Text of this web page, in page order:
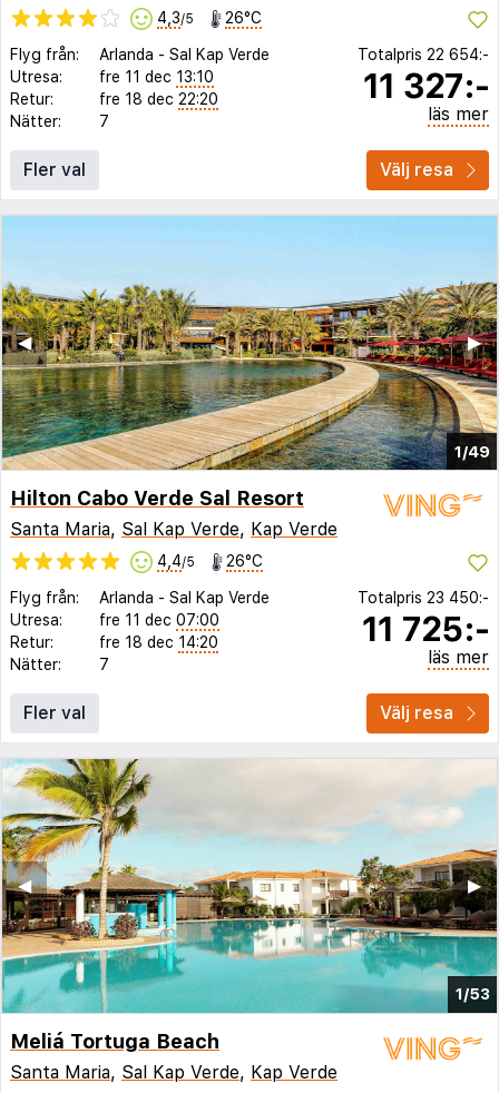
4,3/5 26°C
Flyg från: Arlanda - Sal Kap Verde
Utresa:
fre 11 dec 13:10
Retur:
fre 18 dec 22:20
Nätter:
7
Totalpris 22 654:-
11 327:-
läs mer
Fler val Välj resa
1/49
▶︎
◀︎
Hilton Cabo Verde Sal Resort
Santa Maria, Sal Kap Verde, Kap Verde
4,4/5 26°C
Flyg från: Arlanda - Sal Kap Verde
Utresa:
fre 11 dec 07:00
Retur:
fre 18 dec 14:20
Nätter:
7
Totalpris 23 450:-
11 725:-
läs mer
Fler val Välj resa
1/53
▶︎
◀︎
Meliá Tortuga Beach
Santa Maria, Sal Kap Verde, Kap Verde